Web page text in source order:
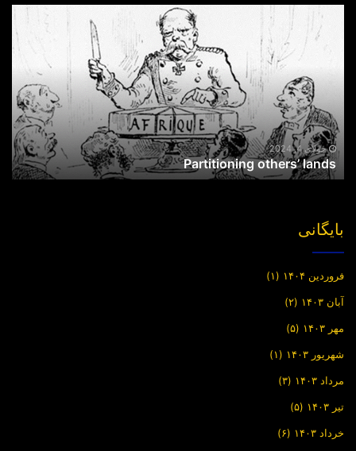
others’
جولای 4, 2024
Partitioning others’ lands
بایگانی
فروردین ۱۴۰۴ (۱)
آبان ۱۴۰۳ (۲)
مهر ۱۴۰۳ (۵)
شهریور ۱۴۰۳ (۱)
مرداد ۱۴۰۳ (۳)
تیر ۱۴۰۳ (۵)
خرداد ۱۴۰۳ (۶)